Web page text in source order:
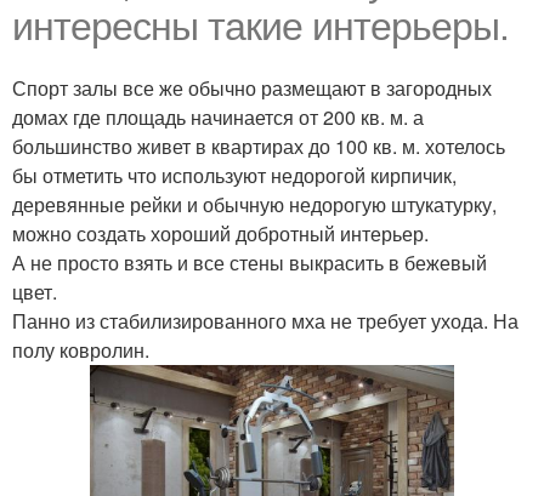
интересны такие интерьеры.
Спорт залы все же обычно размещают в загородных
домах где площадь начинается от 200 кв. м. а
большинство живет в квартирах до 100 кв. м. хотелось
бы отметить что используют недорогой кирпичик,
деревянные рейки и обычную недорогую штукатурку,
можно создать хороший добротный интерьер.
А не просто взять и все стены выкрасить в бежевый
цвет.
Панно из стабилизированного мха не требует ухода. На
полу ковролин.